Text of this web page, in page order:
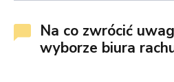
Na co zwrócić
wyborze biura